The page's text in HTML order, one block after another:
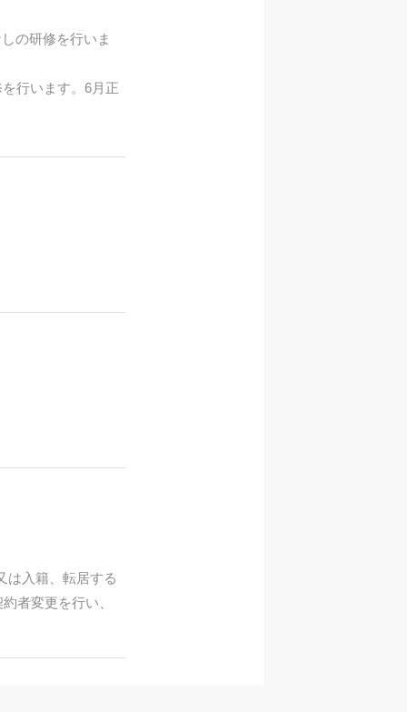
の研修を行いま
行います。6月正
は入籍、転居する
者変更を行い、